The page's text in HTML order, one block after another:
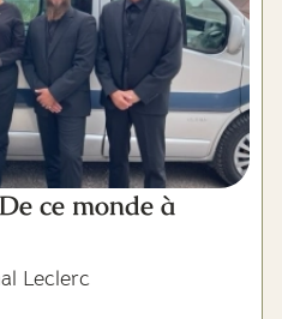
ce monde à
Leclerc